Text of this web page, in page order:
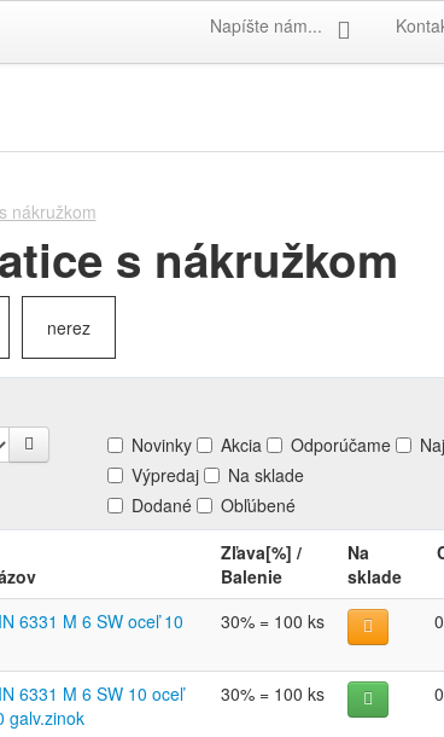
Napíšte nám...
nákružkom
s nákružkom
nerez
Novinky Akcia Odporúčame
Výpredaj
Na sklade
Dodané
Obľúbené
Zľava[%] /
Balenie
Na
sklade
6331 M 6 SW oceľ 10 30% = 100 ks
6331 M 6 SW 10 oceľ
galv.zinok
30% = 100 ks